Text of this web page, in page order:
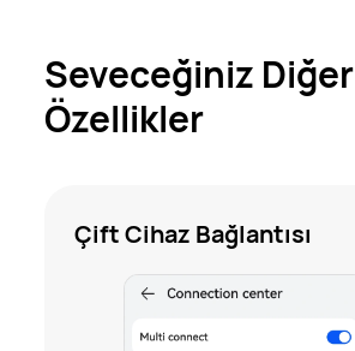
Seveceğiniz Diğer
Özellikler
Çift Cihaz Bağlantısı